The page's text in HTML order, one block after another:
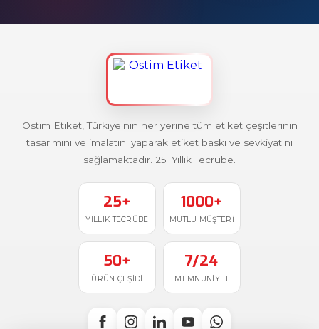
Ostim Etiket, Türkiye'nin her yerine tüm etiket çeşitlerinin
tasarımını ve imalatını yaparak etiket baskı ve sevkiyatını
sağlamaktadır. 25+Yıllık Tecrübe.
25+
YILLIK TECRÜBE
1000+
MUTLU MÜŞTERI
50+
ÜRÜN ÇEŞIDI
7/24
MEMNUNIYET